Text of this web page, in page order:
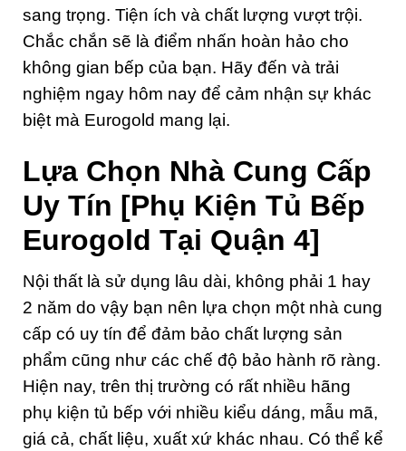
sang trọng. Tiện ích và chất lượng vượt trội.
Chắc chắn sẽ là điểm nhấn hoàn hảo cho
không gian bếp của bạn. Hãy đến và trải
nghiệm ngay hôm nay để cảm nhận sự khác
biệt mà Eurogold mang lại.
Lựa Chọn Nhà Cung Cấp
Uy Tín [Phụ Kiện Tủ Bếp
Eurogold Tại Quận 4]
Nội thất là sử dụng lâu dài, không phải 1 hay
2 năm do vậy bạn nên lựa chọn một nhà cung
cấp có uy tín để đảm bảo chất lượng sản
phẩm cũng như các chế độ bảo hành rõ ràng.
Hiện nay, trên thị trường có rất nhiều hãng
phụ kiện tủ bếp với nhiều kiểu dáng, mẫu mã,
giá cả, chất liệu, xuất xứ khác nhau. Có thể kể